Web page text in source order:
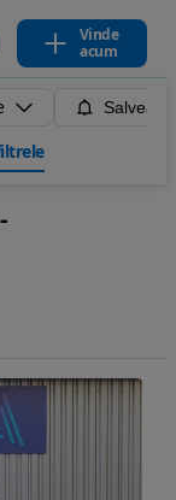
Vinde
acum